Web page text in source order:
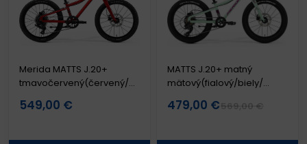
Merida MATTS J.20+
tmavočervený(červený/
549,00 €
MATTS J.20+ matný
mätový(fialový/biely/
479,00 €569,00 €